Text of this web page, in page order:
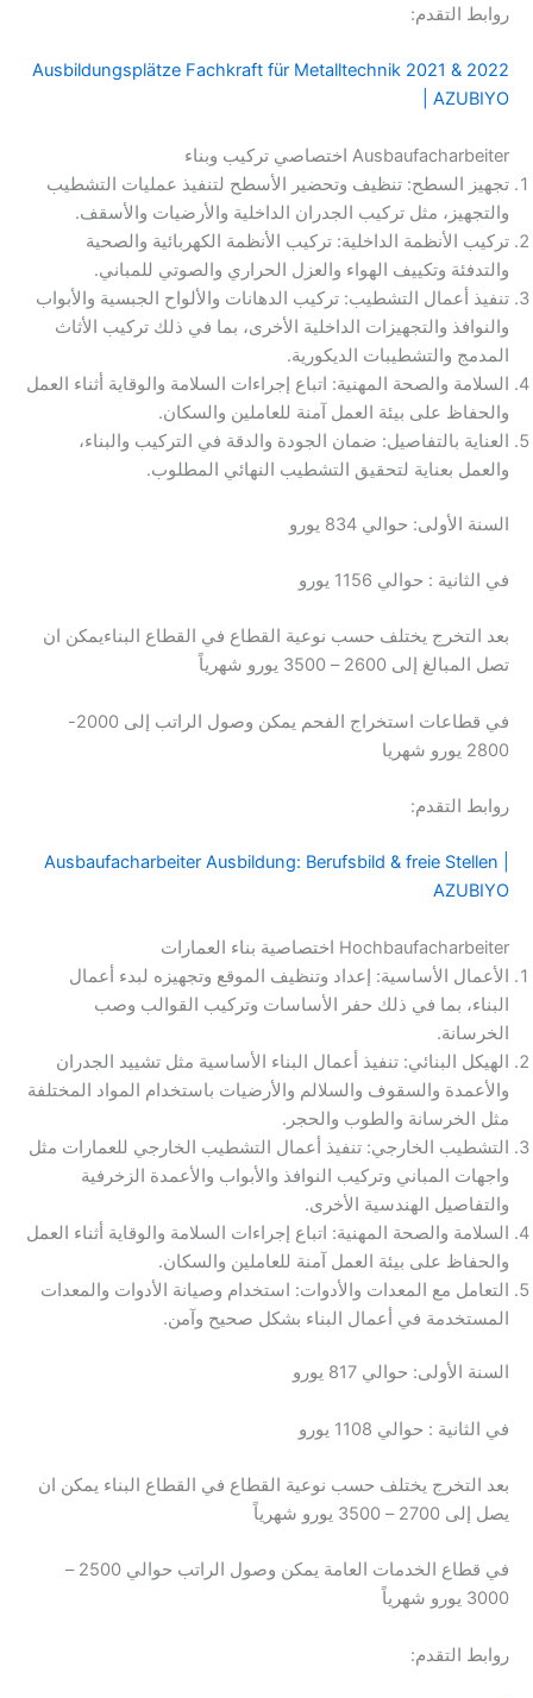
روابط التقدم:
Ausbildungsplätze Fachkraft für Metalltechnik 2021 & 2022
| AZUBIYO
Aus­bau­fach­ar­bei­ter اختصاصي تركيب وبناء
تجهيز السطح: تنظيف وتحضير الأسطح لتنفيذ عمليات التشطيب
والتجهيز، مثل تركيب الجدران الداخلية والأرضيات والأسقف.
تركيب الأنظمة الداخلية: تركيب الأنظمة الكهربائية والصحية
والتدفئة وتكييف الهواء والعزل الحراري والصوتي للمباني.
تنفيذ أعمال التشطيب: تركيب الدهانات والألواح الجبسية والأبواب
والنوافذ والتجهيزات الداخلية الأخرى، بما في ذلك تركيب الأثاث
المدمج والتشطيبات الديكورية.
السلامة والصحة المهنية: اتباع إجراءات السلامة والوقاية أثناء العمل
والحفاظ على بيئة العمل آمنة للعاملين والسكان.
العناية بالتفاصيل: ضمان الجودة والدقة في التركيب والبناء،
والعمل بعناية لتحقيق التشطيب النهائي المطلوب.
السنة الأولى: حوالي 834 يورو
في الثانية : حوالي 1156 يورو
بعد التخرج يختلف حسب نوعية القطاع في القطاع البناءيمكن ان
تصل المبالغ إلى 2600 – 3500 يورو شهرياً
في قطاعات استخراج الفحم يمكن وصول الراتب إلى 2000-
2800 يورو شهريا
روابط التقدم:
Ausbaufacharbeiter Ausbildung: Berufsbild & freie Stellen |
AZUBIYO
Hoch­bau­fach­ar­bei­ter اختصاصية بناء العمارات
الأعمال الأساسية: إعداد وتنظيف الموقع وتجهيزه لبدء أعمال
البناء، بما في ذلك حفر الأساسات وتركيب القوالب وصب
الخرسانة.
الهيكل البنائي: تنفيذ أعمال البناء الأساسية مثل تشييد الجدران
والأعمدة والسقوف والسلالم والأرضيات باستخدام المواد المختلفة
مثل الخرسانة والطوب والحجر.
التشطيب الخارجي: تنفيذ أعمال التشطيب الخارجي للعمارات مثل
واجهات المباني وتركيب النوافذ والأبواب والأعمدة الزخرفية
والتفاصيل الهندسية الأخرى.
السلامة والصحة المهنية: اتباع إجراءات السلامة والوقاية أثناء العمل
والحفاظ على بيئة العمل آمنة للعاملين والسكان.
التعامل مع المعدات والأدوات: استخدام وصيانة الأدوات والمعدات
المستخدمة في أعمال البناء بشكل صحيح وآمن.
السنة الأولى: حوالي 817 يورو
في الثانية : حوالي 1108 يورو
بعد التخرج يختلف حسب نوعية القطاع في القطاع البناء يمكن ان
يصل إلى 2700 – 3500 يورو شهرياً
في قطاع الخدمات العامة يمكن وصول الراتب حوالي 2500 –
3000 يورو شهرياً
روابط التقدم: